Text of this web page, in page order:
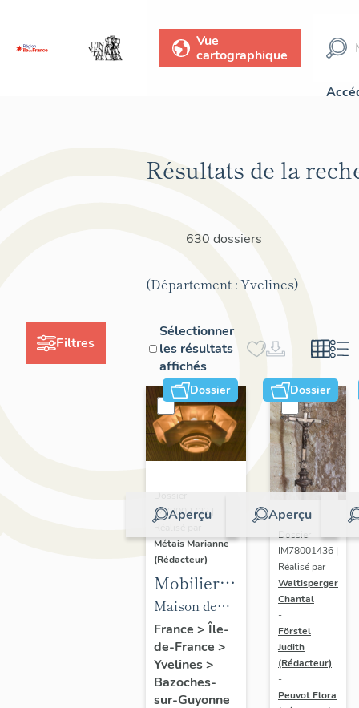
Vue
cartographique
Filtres
Résultats de la
630 dossiers
(Département : Yvelines)
Sélectionner
les résultats
affichés
Dossier
Aperçu
Dossier
IM78002723 |
Métais Marianne
(Rédacteur)
Mobilier
de la
maison
Louis
Carré
Maison de
villégiature
dite maison
Louis Carré
France > Île-
de-France >
Yvelines>
Bazoches-
sur-Guyonne
Dossier
Aperçu
Dossier
IM78001436 |
Réalisé par
Waltisperger
Chantal
-
Förstel
Judith
(Rédacteur)
-
Peuvot Flora